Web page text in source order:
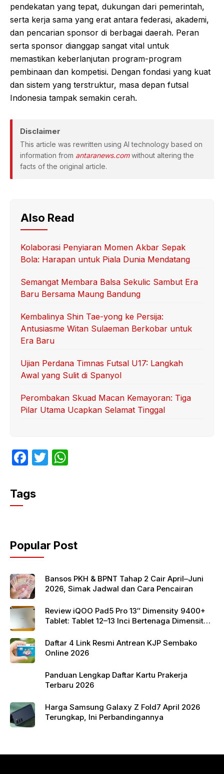
pendekatan yang tepat, dukungan dari pemerintah,
serta kerja sama yang erat antara federasi, akademi,
dan pencarian sponsor di berbagai daerah. Peran
serta sponsor dianggap sangat vital untuk
memastikan keberlanjutan program-program
pembinaan dan kompetisi. Dengan fondasi yang kuat
dan sistem yang terstruktur, masa depan futsal
Indonesia tampak semakin cerah.
Disclaimer
This article was rewritten using AI technology based on
information from antaranews.comwithout altering the
facts of the original article.
Also Read
Kolaborasi Penyiaran Momen Akbar Sepak
Bola: Harapan untuk Piala Dunia Mendatang
Semangat Membara Balsa Sekulic Sambut Era
Baru Bersama Maung Bandung
Kembalinya Shin Tae-yong ke Persija:
Antusiasme Witan Sulaeman Berkobar untuk
Era Baru
Ujian Perdana Timnas Futsal U17: Langkah
Awal yang Sulit di Spanyol
Perombakan Skuad Macan Kemayoran: Tiga
Pilar Utama Ucapkan Selamat Tinggal
F
c
e
o
o
k
T
p
p
Tags
Popular Post
Bansos PKH & BPNT Tahap 2 Cair April–Juni
2026, Simak Jadwal dan Cara Pencairan
Review iQOO Pad5 Pro 13″ Dimensity 9400+
Tablet: Tablet 12–13 Inci Bertenaga Dimensity
Daftar 4 Link Resmi Antrean KJP Sembako
Online 2026
Panduan Lengkap Daftar Kartu Prakerja
Terbaru 2026
Harga Samsung Galaxy Z Fold7 April 2026
Terungkap, Ini Perbandingannya